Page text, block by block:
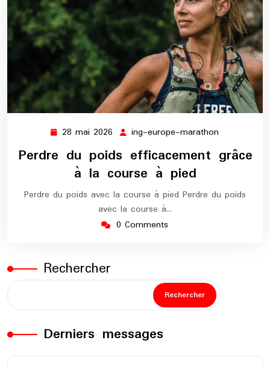
28 mai 2026 28
mai
2026
ing-europe-marathon
europe-
marathon
Perdre du poids efficacement grâce
à la course à pied
Perdre du poids avec la course à pied Perdre du poids
avec la course à…
0 Comments
Rechercher
Rechercher
Derniers messages